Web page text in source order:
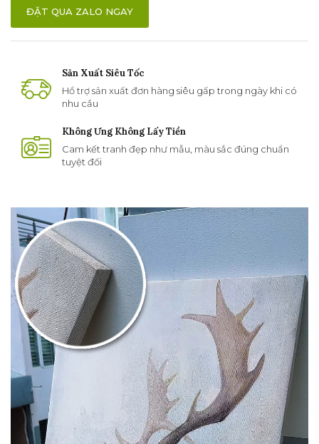
ĐẶT QUA ZALO NGAY
Sản Xuất Siêu Tốc
Hổ trợ sản xuất đơn hàng siêu gấp trong ngày khi có
nhu cầu
Không Ưng Không Lấy Tiền
Cam kết tranh đẹp như mẫu, màu sắc đúng chuẩn
tuyệt đối